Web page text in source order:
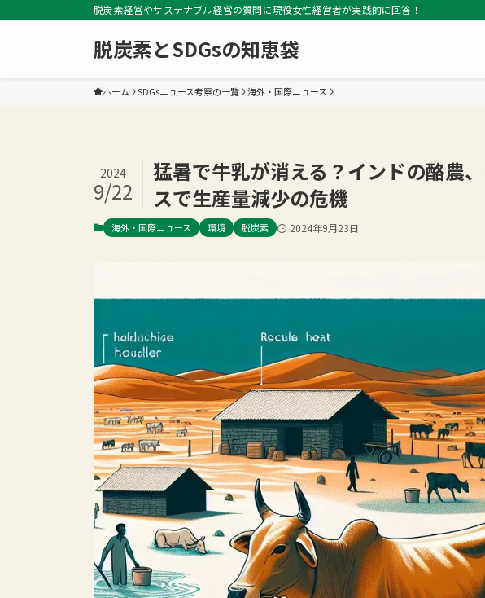
脱炭素経営やサステナブル経営の質問に現役女性経営者が実践的に回答！
脱炭素とSDGsの知恵袋
ホーム SDGsニュース考察の一覧 海外・国際ニュース
猛暑で牛乳が消える？インドの酪農
スで生産量減少の危機
2024
9/22
海外・国際ニュース 環境 脱炭素 2024年9月23日